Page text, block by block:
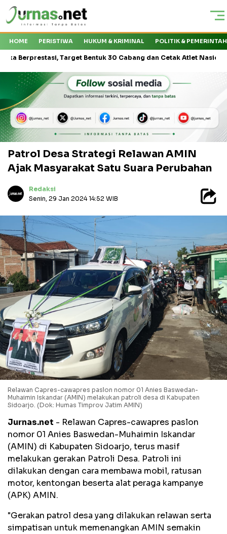
HOME PERISTIWA HUKUM & KRIMINAL POLITIK &
Target Bentuk 30 Cabang dan Cetak Atlet Nasional KMP
Patrol Desa Strategi Relawan AMIN
Ajak Masyarakat Satu Suara Perubahan
Redaksi
Senin, 29 Jan 2024 14:52 WIB
Relawan Capres-cawapres paslon nomor 01 Anies Baswedan-
Muhaimin Iskandar (AMIN) melakukan patroli desa di Kabupaten
Sidoarjo. (Dok: Humas Timprov Jatim AMIN)
Jurnas.net - Relawan Capres-cawapres paslon
nomor 01 Anies Baswedan-Muhaimin Iskandar
(AMIN) di Kabupaten Sidoarjo, terus masif
melakukan gerakan Patroli Desa. Patroli ini
dilakukan dengan cara membawa mobil, ratusan
motor, kentongan beserta alat peraga kampanye
(APK) AMIN.
"Gerakan patrol desa yang dilakukan relawan serta
simpatisan untuk memenangkan AMIN semakin